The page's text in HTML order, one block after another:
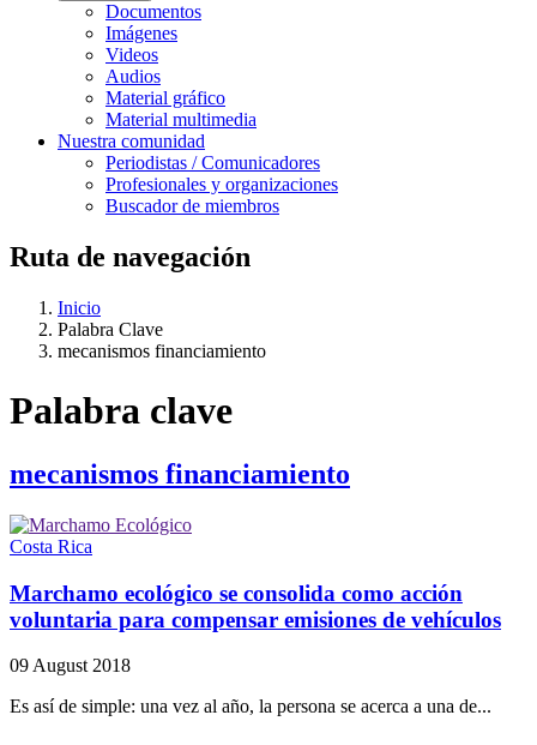
Documentos
Imágenes
Videos
Audios
Material gráfico
Material multimedia
Nuestra comunidad
Periodistas / Comunicadores
Profesionales y organizaciones
Buscador de miembros
Ruta de navegación
Inicio
Palabra Clave
mecanismos financiamiento
Palabra clave
mecanismos financiamiento
Costa Rica
Marchamo ecológico se consolida como acción
voluntaria para compensar emisiones de vehículos
09 August 2018
Es así de simple: una vez al año, la persona se acerca a una de...